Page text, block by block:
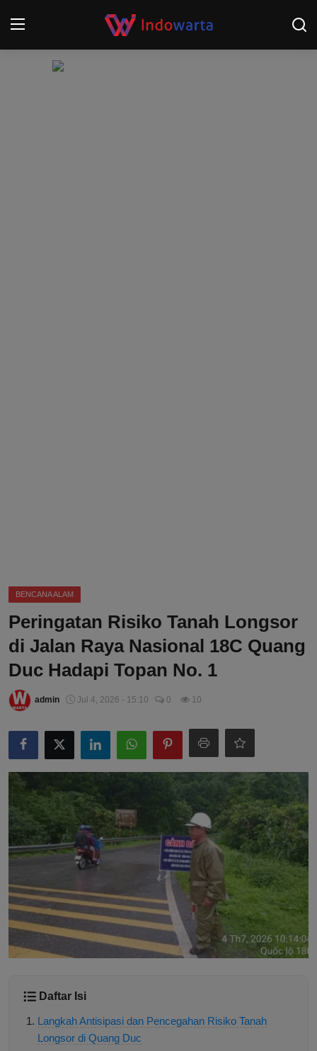
BENCANA ALAM
Peringatan Risiko Tanah Longsor
di Jalan Raya Nasional 18C Quang
Duc Hadapi Topan No. 1
admin Jul 4, 2026 - 15:10 0 10
Daftar Isi
Langkah Antisipasi dan Pencegahan Risiko Tanah
Longsor di Quang Duc